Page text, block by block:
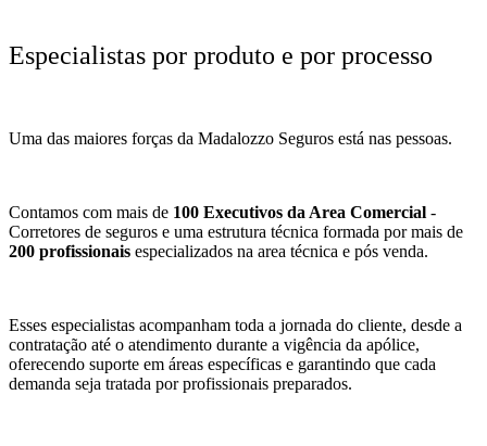
Especialistas por produto e por processo
Uma das maiores forças da Madalozzo Seguros está nas pessoas.
Contamos com mais de 100 Executivos da Area Comercial -
Corretores de seguros e uma estrutura técnica formada por mais de
200 profissionais especializados na area técnica e pós venda.
Esses especialistas acompanham toda a jornada do cliente, desde a
contratação até o atendimento durante a vigência da apólice,
oferecendo suporte em áreas específicas e garantindo que cada
demanda seja tratada por profissionais preparados.